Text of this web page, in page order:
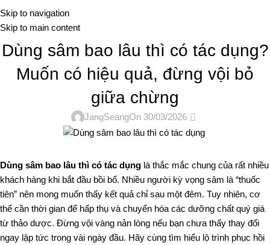
Skip to navigation
Skip to main content
Dùng sâm bao lâu thì có tác dụng?
Muốn có hiệu quả, đừng vội bỏ
giữa chừng
JangSeangOn 30/03/2026 0
Dùng sâm bao lâu thì có tác dụng là thắc mắc chung của rất nhiều
khách hàng khi bắt đầu bồi bổ. Nhiều người kỳ vọng sâm là “thuốc
tiên” nên mong muốn thấy kết quả chỉ sau một đêm. Tuy nhiên, cơ
thể cần thời gian để hấp thụ và chuyển hóa các dưỡng chất quý giá
từ thảo dược. Đừng vội vàng nản lòng nếu bạn chưa thấy thay đổi
ngay lập tức trong vài ngày đầu. Hãy cùng tìm hiểu lộ trình phục hồi